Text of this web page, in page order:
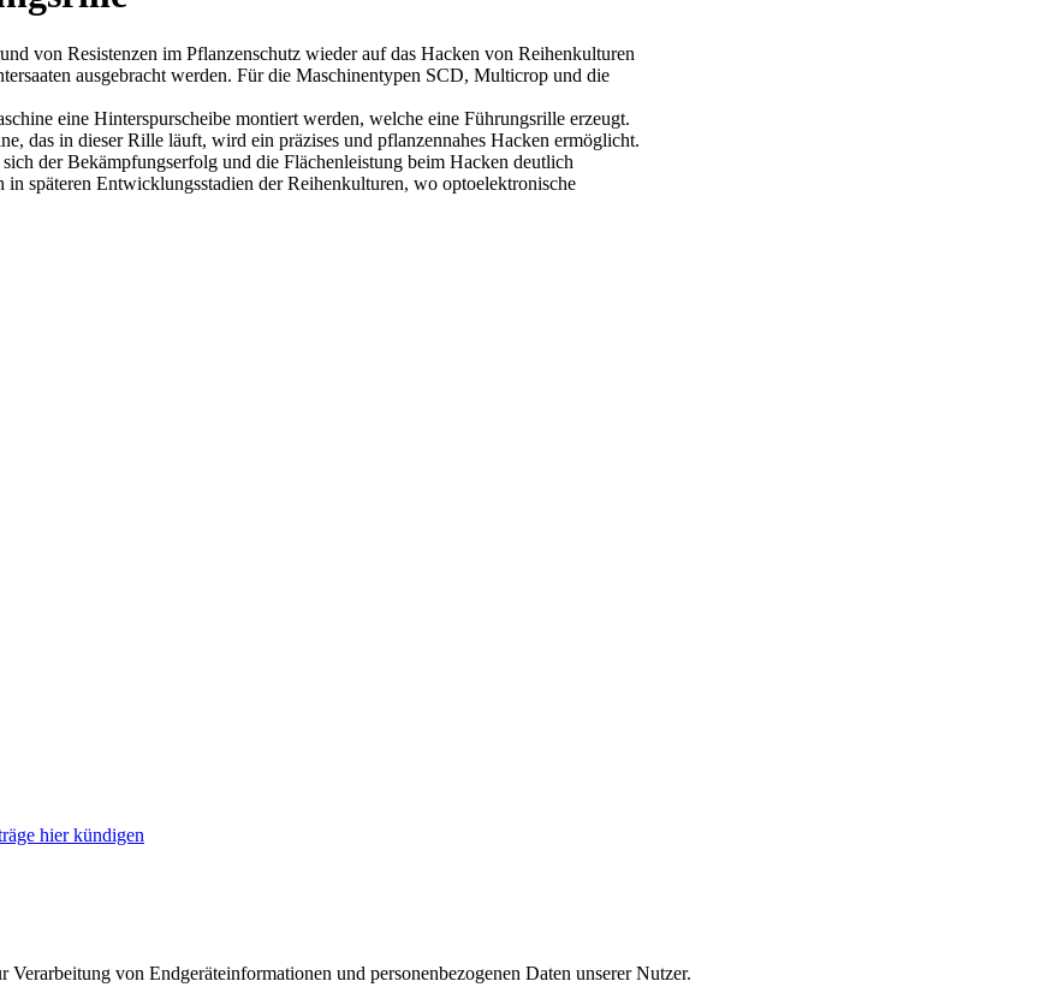
von Resistenzen im Pflanzenschutz wieder auf das Hacken von Reihenkulturen
ausgebracht werden. Für die Maschinentypen SCD, Multicrop und die
eine Hinterspurscheibe montiert werden, welche eine Führungsrille erzeugt.
das in dieser Rille läuft, wird ein präzises und pflanzennahes Hacken ermöglicht.
der Bekämpfungserfolg und die Flächenleistung beim Hacken deutlich
späteren Entwicklungsstadien der Reihenkulturen, wo optoelektronische
hier kündigen
von Endgeräteinformationen und personenbezogenen Daten unserer Nutzer.